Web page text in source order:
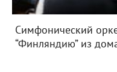
Симфонический
“Финляндию” из